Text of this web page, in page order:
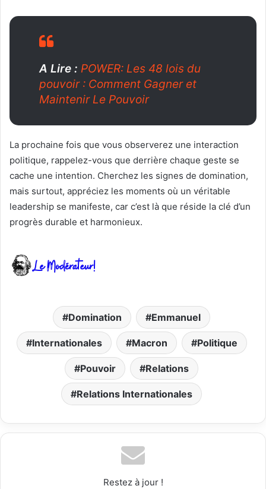
A Lire : POWER: Les 48 lois du
pouvoir : Comment Gagner et
Maintenir Le Pouvoir
La prochaine fois que vous observerez une interaction
politique, rappelez-vous que derrière chaque geste se
cache une intention. Cherchez les signes de domination,
mais surtout, appréciez les moments où un véritable
leadership se manifeste, car c’est là que réside la clé d’un
progrès durable et harmonieux.
Domination Emmanuel
Internationales Macron Politique
Pouvoir Relations
Relations Internationales
Restez à jour !